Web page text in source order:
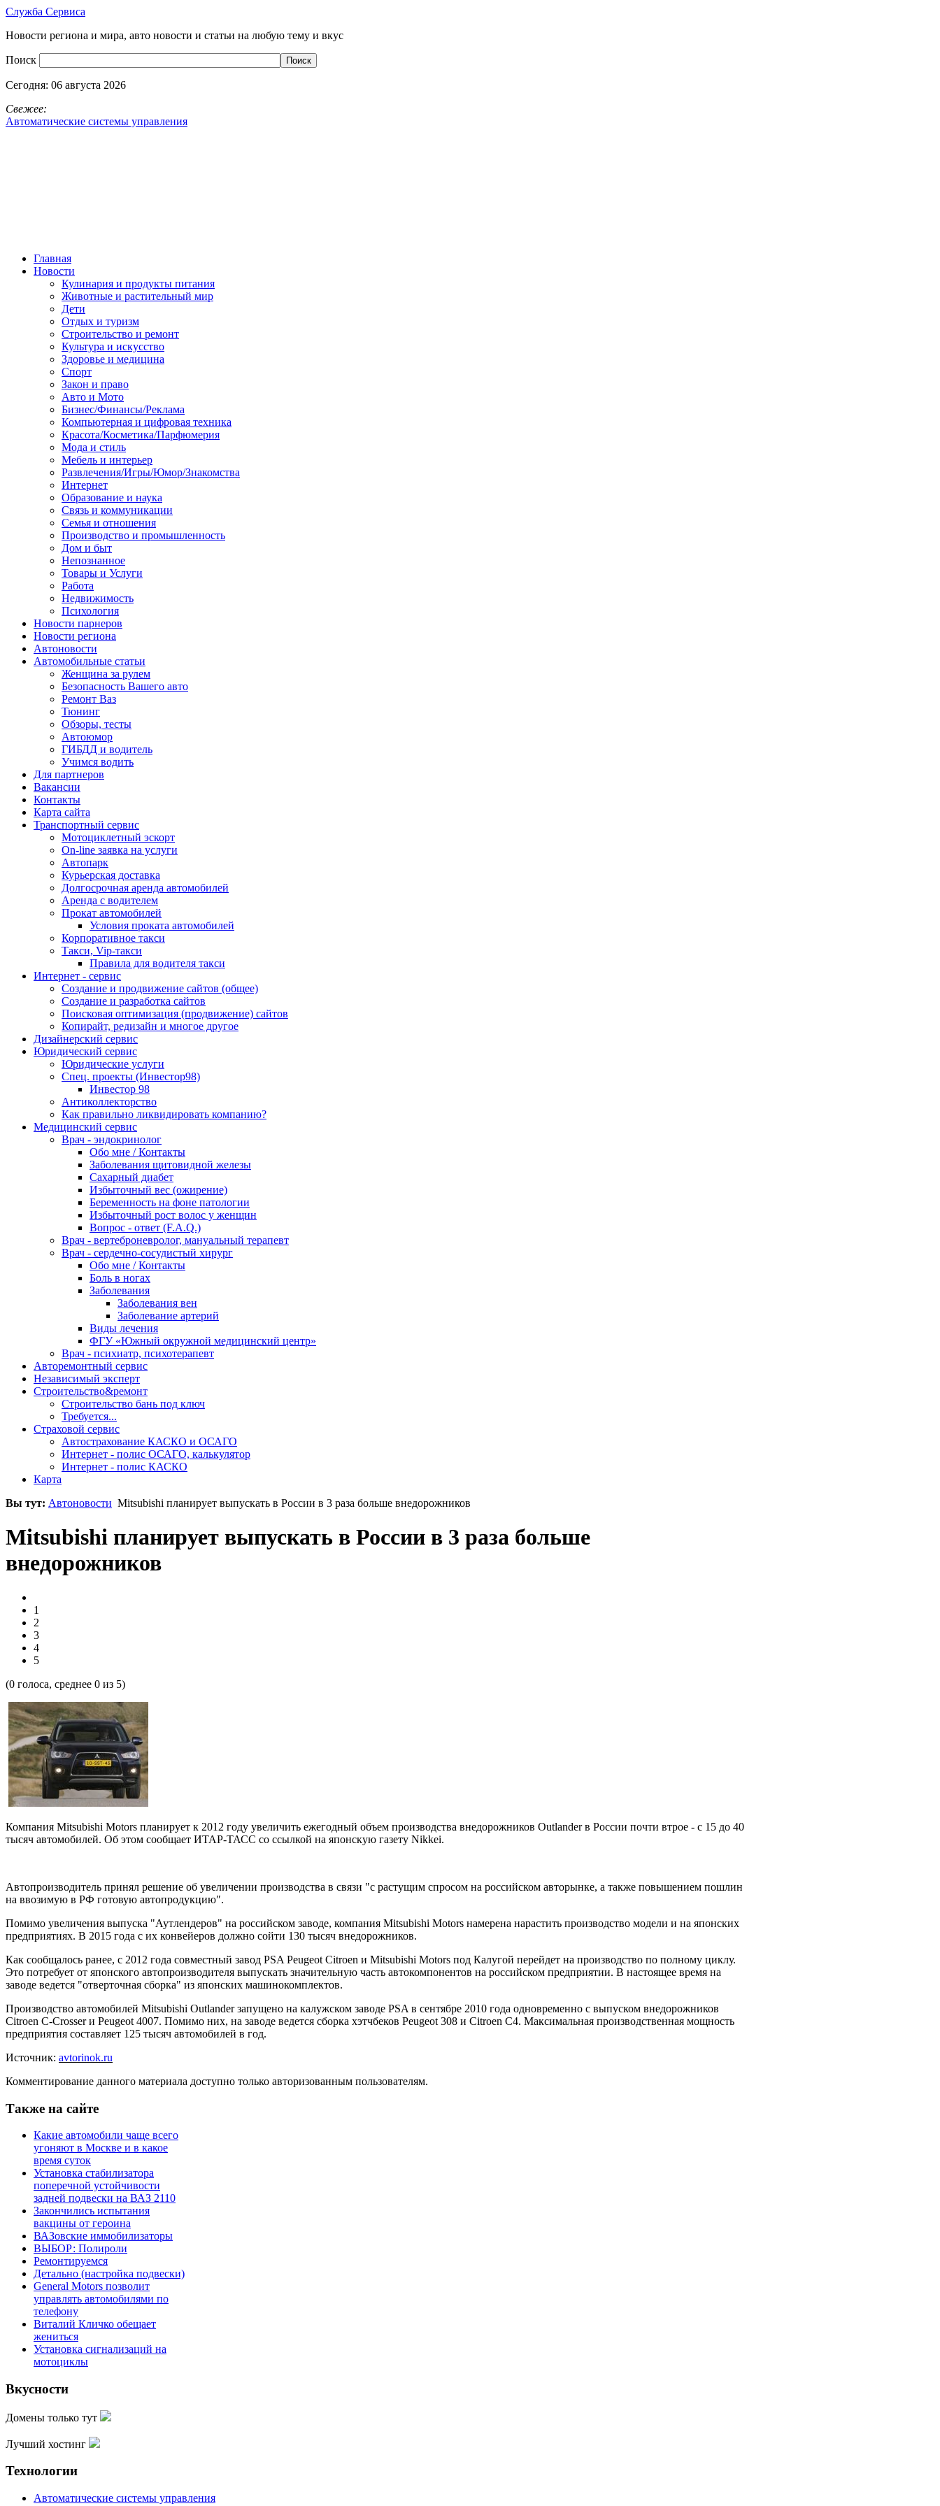
Служба Сервиса
Новости региона и мира, авто новости и статьи на любую тему и вкус
Поиск
Сегодня: 06 августа 2026
Свежее:
Автоматические системы управления
Главная
Новости
Кулинария и продукты питания
Животные и растительный мир
Дети
Отдых и туризм
Строительство и ремонт
Культура и искусство
Здоровье и медицина
Спорт
Закон и право
Авто и Мото
Бизнес/Финансы/Реклама
Компьютерная и цифровая техника
Красота/Косметика/Парфюмерия
Мода и стиль
Мебель и интерьер
Развлечения/Игры/Юмор/Знакомства
Интернет
Образование и наука
Связь и коммуникации
Семья и отношения
Производство и промышленность
Дом и быт
Непознанное
Товары и Услуги
Работа
Недвижимость
Психология
Новости парнеров
Новости региона
Автоновости
Автомобильные статьи
Женщина за рулем
Безопасность Вашего авто
Ремонт Ваз
Тюнинг
Обзоры, тесты
Автоюмор
ГИБДД и водитель
Учимся водить
Для партнеров
Вакансии
Контакты
Карта сайта
Транспортный сервис
Мотоциклетный эскорт
On-line заявка на услуги
Автопарк
Курьерская доставка
Долгосрочная аренда автомобилей
Аренда с водителем
Прокат автомобилей
Условия проката автомобилей
Корпоративное такси
Такси, Vip-такси
Правила для водителя такси
Интернет - сервис
Создание и продвижение сайтов (общее)
Создание и разработка сайтов
Поисковая оптимизация (продвижение) сайтов
Копирайт, редизайн и многое другое
Дизайнерский сервис
Юридический сервис
Юридические услуги
Спец. проекты (Инвестор98)
Инвестор 98
Антиколлекторство
Как правильно ликвидировать компанию?
Медицинский сервис
Врач - эндокринолог
Обо мне / Контакты
Заболевания щитовидной железы
Сахарный диабет
Избыточный вес (ожирение)
Беременность на фоне патологии
Избыточный рост волос у женщин
Вопрос - ответ (F.A.Q.)
Врач - вертеброневролог, мануальный терапевт
Врач - сердечно-сосудистый хирург
Обо мне / Контакты
Боль в ногах
Заболевания
Заболевания вен
Заболевание артерий
Виды лечения
ФГУ «Южный окружной медицинский центр»
Врач - психиатр, психотерапевт
Авторемонтный сервис
Независимый эксперт
Строительство&ремонт
Строительство бань под ключ
Требуется...
Страховой сервис
Автострахование КАСКО и ОСАГО
Интернет - полис ОСАГО, калькулятор
Интернет - полис КАСКО
Карта
Вы тут: Автоновости Mitsubishi планирует выпускать в России в 3 раза больше внедорожников
Mitsubishi планирует выпускать в России в 3 раза больше
внедорожников
1
2
3
4
5
(0 голоса, среднее 0 из 5)
Компания Mitsubishi Motors планирует к 2012 году увеличить ежегодный объем производства внедорожников Outlander в России почти втрое - с 15 до 40
тысяч автомобилей. Об этом сообщает ИТАР-ТАСС со ссылкой на японскую газету Nikkei.
Автопроизводитель принял решение об увеличении производства в связи "с растущим спросом на российском авторынке, а также повышением пошлин
на ввозимую в РФ готовую автопродукцию″.
Помимо увеличения выпуска "Аутлендеров" на российском заводе, компания Mitsubishi Motors намерена нарастить производство модели и на японских
предприятиях. В 2015 года с их конвейеров должно сойти 130 тысяч внедорожников.
Как сообщалось ранее, с 2012 года совместный завод PSA Peugeot Citroen и Mitsubishi Motors под Калугой перейдет на производство по полному циклу.
Это потребует от японского автопроизводителя выпускать значительную часть автокомпонентов на российском предприятии. В настоящее время на
заводе ведется "отверточная сборка" из японских машинокомплектов.
Производство автомобилей Mitsubishi Outlander запущено на калужском заводе PSA в сентябре 2010 года одновременно с выпуском внедорожников
Citroen C-Crosser и Peugeot 4007. Помимо них, на заводе ведется сборка хэтчбеков Peugeot 308 и Citroen C4. Максимальная производственная мощность
предприятия составляет 125 тысяч автомобилей в год.
Источник: avtorinok.ru
Комментирование данного материала доступно только авторизованным пользователям.
Также на сайте
Какие автомобили чаще всего
угоняют в Москве и в какое
время суток
Установка стабилизатора
поперечной устойчивости
задней подвески на ВАЗ 2110
Закончились испытания
вакцины от героина
ВАЗовские иммобилизаторы
ВЫБОР: Полироли
Ремонтируемся
Детально (настройка подвески)
General Motors позволит
управлять автомобилями по
телефону
Виталий Кличко обещает
жениться
Установка сигнализаций на
мотоциклы
Вкусности
Домены только тут
Лучший хостинг
Технологии
Автоматические системы управления